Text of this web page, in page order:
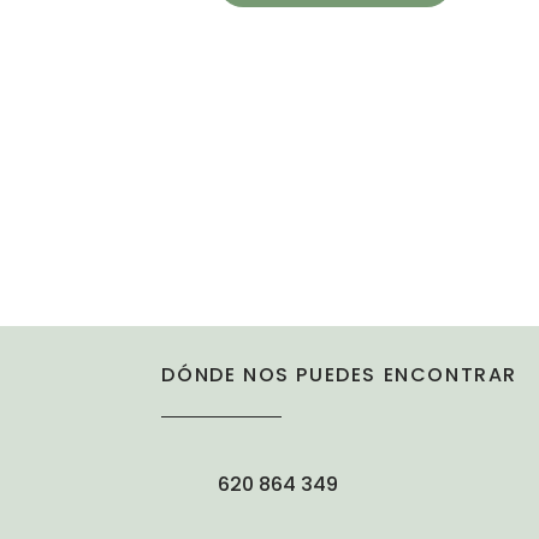
DÓNDE NOS PUEDES ENCONTRAR
620 864 349